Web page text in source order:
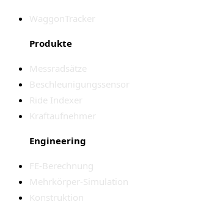
WaggonTracker
Produkte
Messradsätze
Beschleunigungssensor
Ride Indexer
Kraftaufnehmer
Engineering
FE-Berechnung
Mehrkörper-Simulation
Konstruktion